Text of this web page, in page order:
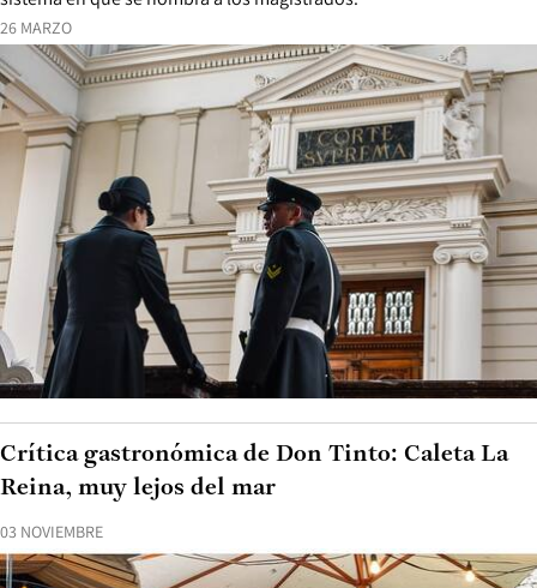
26 MARZO
03 NOVIEMBRE
Crítica gastronómica de Don Tinto: Caleta La
Reina, muy lejos del mar